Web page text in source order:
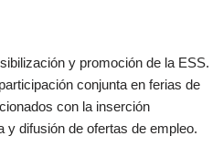
y promoción de la ESS.
conjunta en ferias de
con la inserción
y difusión de ofertas de empleo.